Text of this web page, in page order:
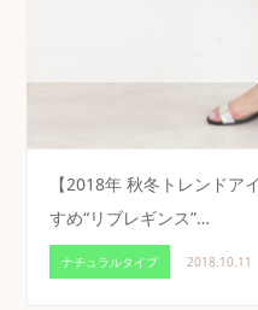
【2018年 秋冬トレンドア
すめ“リブレギンス”…
ナチュラルタイプ 2018.10.11